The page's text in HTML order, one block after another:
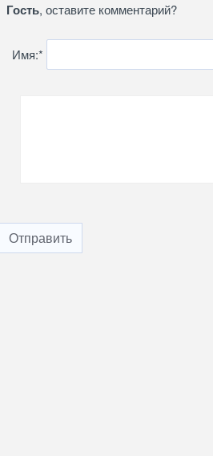
Гость, оставите комментарий?
Имя:*
Отправить